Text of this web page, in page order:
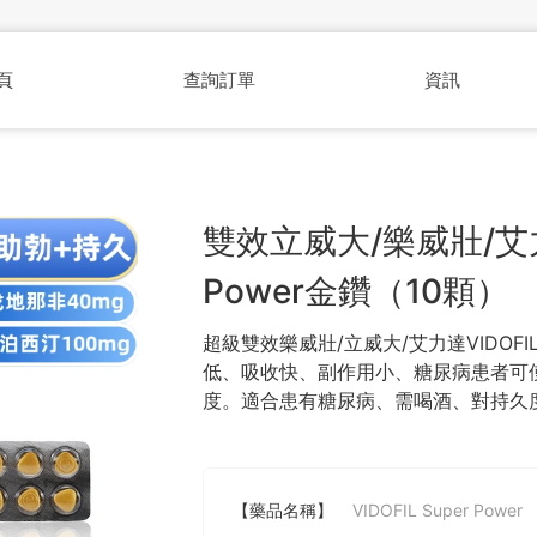
查詢訂單 資訊
雙效立威大/樂威壯/
Power金鑽（10顆）
超級雙效樂威壯/立威大/艾力達
低、吸收快、副作用小、糖尿病患者
度。適合患有糖尿病、需喝酒、對持
【藥品名稱】 VIDOFIL Super Power